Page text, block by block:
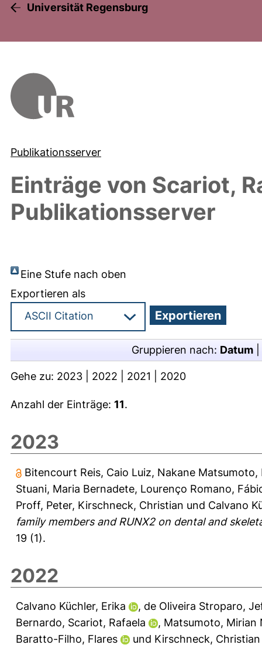
Universität Regensburg
Publikationsserver
Einträge von Scariot,
Publikationsserver
Eine Stufe nach oben
Exportieren als
Gruppieren nach: Datum
Gehe zu: 2023 2022 2021 2020
Anzahl der Einträge: 11.
2023
Bitencourt Reis, Caio Luiz, Nakane Matsumoto,
Stuani, Maria Bernadete, Lourenço Romano,
Proff, Peter, Kirschneck, Christian und Calvano
family members and RUNX2 on dental and
19 (1).
2022
Calvano Küchler, Erika , de Oliveira Stroparo,
Bernardo, Scariot, Rafaela , Matsumoto, Mirian
Baratto-Filho, Flares
und Kirschneck, Christian